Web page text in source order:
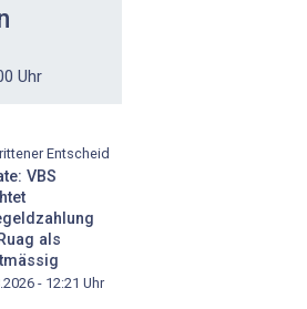
Uhr
Entscheid
VBS
als
- 12:21 Uhr